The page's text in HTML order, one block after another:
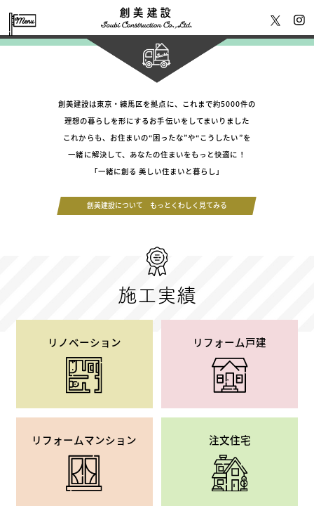
創美建設
創美建設は東京・練馬区を拠点に、これまで約5000件の
理想の暮らしを形にするお手伝いをしてまいりました
これからも、お住まいの“困ったな”や“こうしたい”を
一緒に解決して、あなたの住まいをもっと快適に！
「一緒に創る 美しい住まいと暮らし」
創美建設について もっとくわしく見てみる
施工実績
リノベーション リフォーム戸建
リフォームマンション 注文住宅